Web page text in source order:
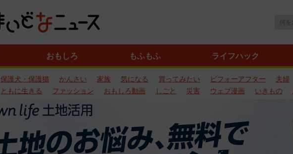
おもしろ もふもふ ライフハック
保護犬・保護猫 かんさい 家族 気になる 買ってみたい ビフォーアフター 夫婦
ともに生きる
ファッション おもしろ動画 しごと 災害 ウェブ漫画 いきもの